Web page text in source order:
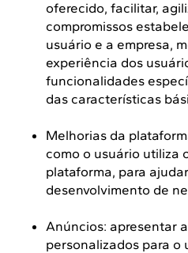
oferecido, facilitar,
compromissos
usuário e a empresa,
experiência dos
funcionalidades
das características
Melhorias da
como o usuário utiliza
plataforma, para
desenvolvimento de
Anúncios: apresentar
personalizados para o